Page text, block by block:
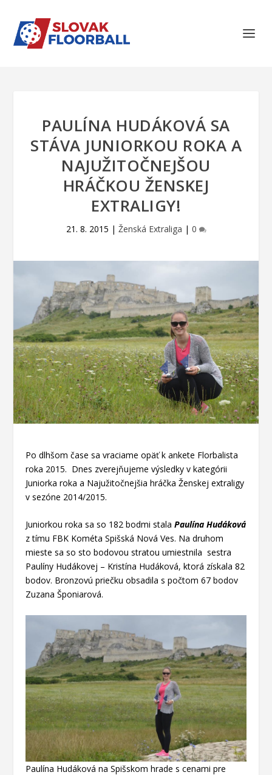
PAULÍNA HUDÁKOVÁ SA
STÁVA JUNIORKOU ROKA A
NAJUŽITOČNEJŠOU
HRÁČKOU ŽENSKEJ
EXTRALIGY!
21. 8. 2015 | Ženská Extraliga | 0
Po dlhšom čase sa vraciame opäť k ankete Florbalista
roka 2015. Dnes zverejňujeme výsledky v kategórii
Juniorka roka a Najužitočnejšia hráčka Ženskej extraligy
v sezóne 2014/2015.
Juniorkou roka sa so 182 bodmi stalaPaulína Hudáková
z tímu FBK Kométa Spišská Nová Ves. Na druhom
mieste sa so sto bodovou stratou umiestnila sestra
Paulíny Hudákovej – Kristína Hudáková, ktorá získala 82
bodov. Bronzovú priečku obsadila s počtom 67 bodov
Zuzana Šponiarová.
Paulína Hudáková na Spišskom hrade s cenami pre